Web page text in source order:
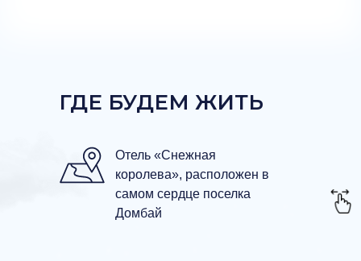
ГДЕ БУДЕМ ЖИТЬ
Отель «Снежная
королева», расположен в
самом сердце поселка
Домбай